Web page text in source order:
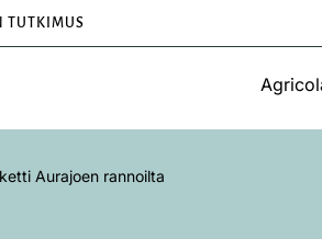
TUTKIMUS
Aurajoen rannoilta